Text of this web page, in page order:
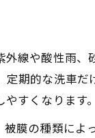
ーティングで差
ーコーティング
南六郷で信頼さ
カーコーティン
線や酸性雨
期的な洗車
すくなります。
膜の種類に